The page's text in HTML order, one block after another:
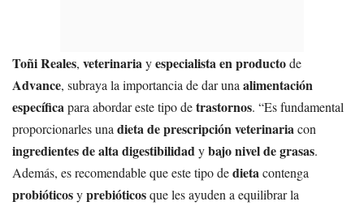
Toñi Reales, veterinariayespecialista en productode
Advance, subraya la importancia de dar una alimentación
específicapara abordar este tipo detrastornos. “Es fundamental
proporcionarles una dieta de prescripción veterinariacon
ingredientes de alta digestibilidadybajo nivel de grasas.
Además, es recomendable que este tipo dedietacontenga
probióticosyprebióticosque les ayuden a equilibrar la